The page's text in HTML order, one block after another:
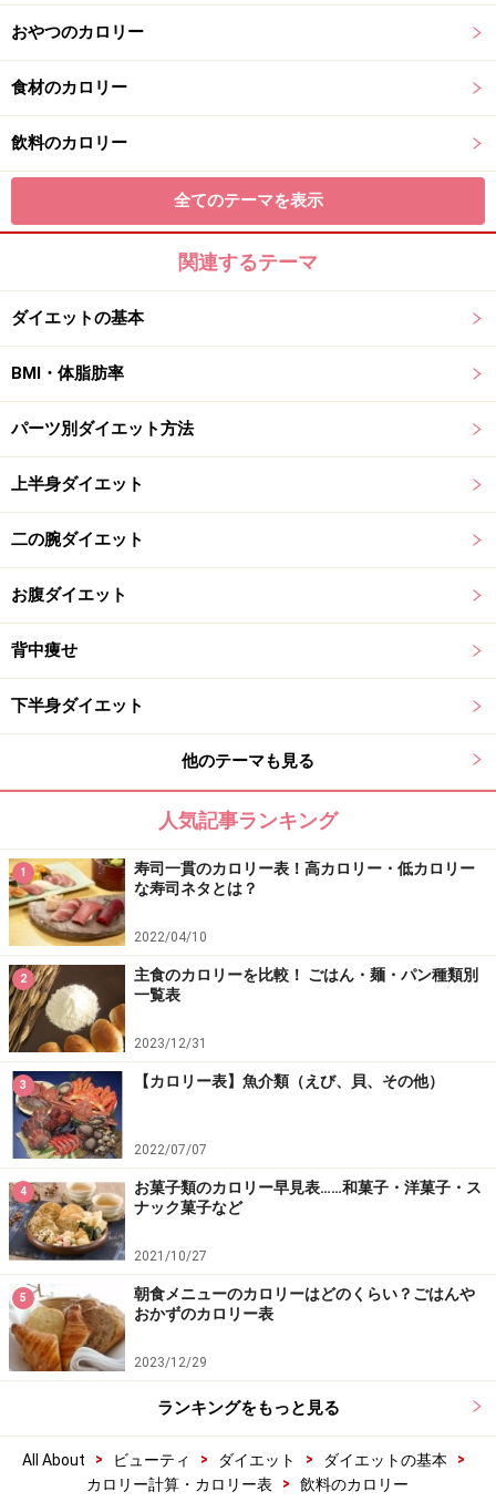
おやつのカロリー
食材のカロリー
飲料のカロリー
全てのテーマを表示
関連するテーマ
ダイエットの基本
BMI・体脂肪率
パーツ別ダイエット方法
上半身ダイエット
二の腕ダイエット
お腹ダイエット
背中痩せ
下半身ダイエット
他のテーマも見る
人気記事ランキング
1
寿司一貫のカロリー表！高カロリー・低カロリー
な寿司ネタとは？
2022/04/10
2
主食のカロリーを比較！ ごはん・麺・パン種類別
一覧表
2023/12/31
3 【カロリー表】魚介類（えび、貝、その他）
2022/07/07
4
お菓子類のカロリー早見表……和菓子・洋菓子・ス
ナック菓子など
2021/10/27
5
朝食メニューのカロリーはどのくらい？ごはんや
おかずのカロリー表
2023/12/29
ランキングをもっと見る
All About > ビューティ > ダイエット > ダイエットの基本
>
カロリー計算・カロリー表
> 飲料のカロリー